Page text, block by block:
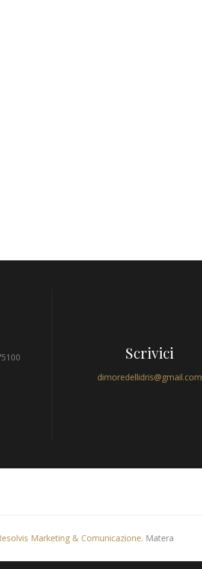
Scrivici
dimoredellidris@gmail.com
Marketing & Comunicazione. Matera